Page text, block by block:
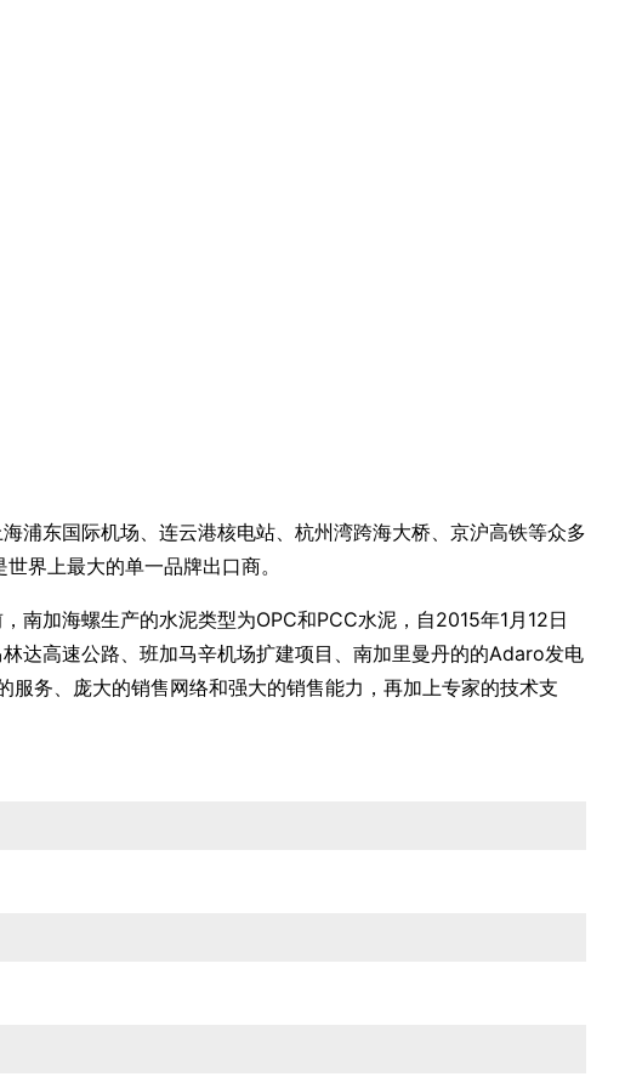
浦东国际机场、连云港核电站、杭州湾跨海大桥、京沪高铁等众多
界上最大的单一品牌出口商。
南加海螺生产的水泥类型为OPC和PCC水泥，自2015年1月12日
达高速公路、班加马辛机场扩建项目、南加里曼丹的的Adaro发电
务、庞大的销售网络和强大的销售能力，再加上专家的技术支